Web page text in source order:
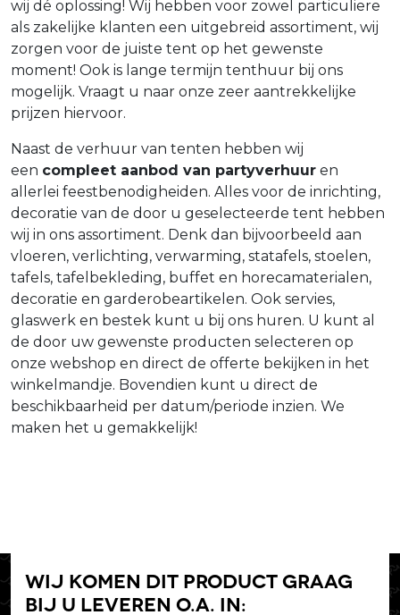
wij dé oplossing! Wij hebben voor zowel particuliere
als zakelijke klanten een uitgebreid assortiment, wij
zorgen voor de juiste tent op het gewenste
moment! Ook is lange termijn tenthuur bij ons
mogelijk. Vraagt u naar onze zeer aantrekkelijke
prijzen hiervoor.
Naast de verhuur van tenten hebben wij
een compleet aanbod van partyverhuur en
allerlei feestbenodigheiden. Alles voor de inrichting,
decoratie van de door u geselecteerde tent hebben
wij in ons assortiment. Denk dan bijvoorbeeld aan
vloeren, verlichting, verwarming, statafels, stoelen,
tafels, tafelbekleding, buffet en horecamaterialen,
decoratie en garderobeartikelen. Ook servies,
glaswerk en bestek kunt u bij ons huren. U kunt al
de door uw gewenste producten selecteren op
onze webshop en direct de offerte bekijken in het
winkelmandje. Bovendien kunt u direct de
beschikbaarheid per datum/periode inzien. We
maken het u gemakkelijk!
Wij komen dit product graag
bij u leveren o.a. in: